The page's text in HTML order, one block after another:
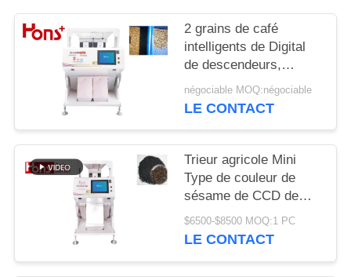
PRIVACY
POLICY
2 grains de café
intelligents de Digital
de descendeurs,
trieuse de couleur
d'arachide
négociable MOQ:négociable
LE CONTACT
Trieur agricole Mini
Type de couleur de
sésame de CCD de
5400 pixels de fonction
multiple 63 canaux
$6500-$8500 MOQ:1 PC
LE CONTACT